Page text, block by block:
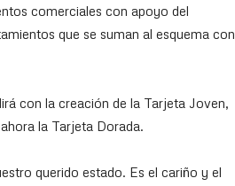
comerciales con apoyo del
que se suman al esquema con
con la creación de la Tarjeta Joven,
la Tarjeta Dorada.
querido estado. Es el cariño y el